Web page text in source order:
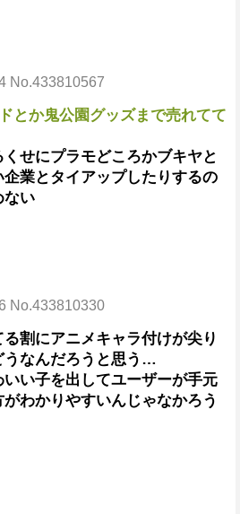
No.433810567
とか鬼公園グッズまで売れてて
せにプラモどころかブキヤと
業とタイアップしたりするの
ない
No.433810330
割にアニメキャラ付けが尖り
うなんだろうと思う…
い子を出してユーザーが手元
わかりやすいんじゃなかろう